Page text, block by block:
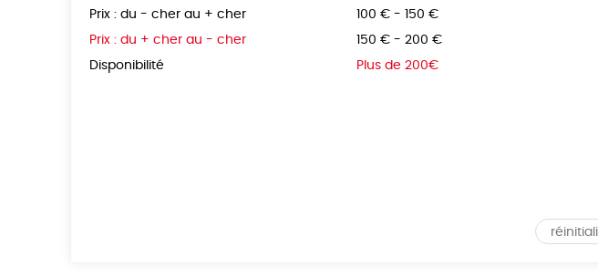
Prix : du - cher au + cher
Prix : du + cher au - cher
Disponibilité
100 € - 150 €
150 € - 200 €
Plus de 200€